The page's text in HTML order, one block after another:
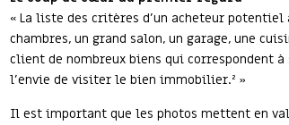
« La liste des critères d’un acheteur
chambres, un grand salon, un garage, une
client de nombreux biens qui correspondent
l’envie de visiter le bien immobilier.² »
Il est important que les photos mettent en